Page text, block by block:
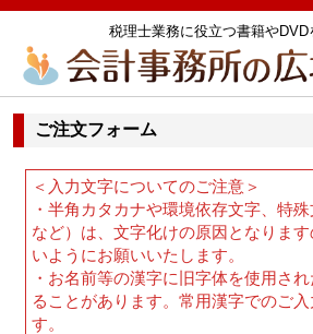
税理士業務に役立つ書籍やDVD
ご注文フォーム
＜入力文字についてのご注意＞
・半角カタカナや環境依存文字、特
など）は、文字化けの原因となりま
いようにお願いいたします。
・お名前等の漢字に旧字体を使用さ
ることがあります。常用漢字でのご
す。